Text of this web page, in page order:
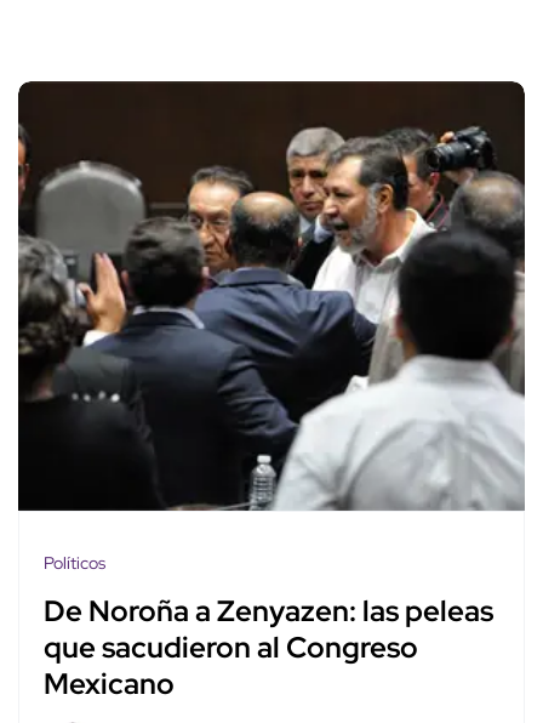
Políticos
De Noroña a Zenyazen: las peleas
que sacudieron al Congreso
Mexicano